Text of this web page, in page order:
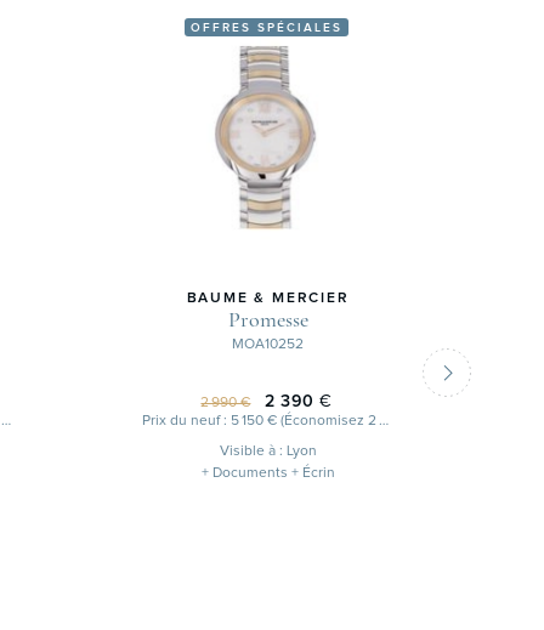
Prix du neuf : 2 450 € (Économisez 1 000 €)
OFFRES SPÉCIALES
BAUME & MERCIER
Promesse
MOA10252
2 990 € 2 390 €
Prix du neuf : 5 150 € (Économisez 2 760 €)
Visible à : Lyon
+ Documents + Écrin